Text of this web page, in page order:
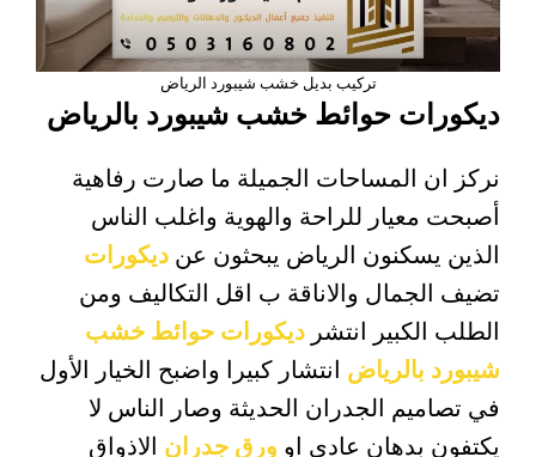
تركيب بديل خشب شيبورد الرياض
ديكورات حوائط خشب شيبورد بالرياض
نركز ان المساحات الجميلة ما صارت رفاهية
أصبحت معيار للراحة والهوية واغلب الناس
الذين يسكنون الرياض يبحثون عن ديكورات
تضيف الجمال والاناقة ب اقل التكاليف ومن
الطلب الكبير انتشر ديكورات حوائط خشب
شيبورد بالرياض انتشار كبيرا واضبح الخيار الأول
في تصاميم الجدران الحديثة وصار الناس لا
يكتفون بدهان عادي او ورق جدران الاذواق